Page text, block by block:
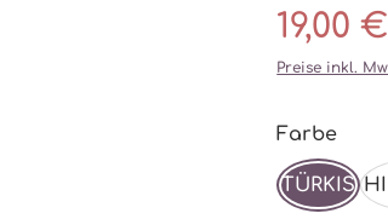
19,00 €
Preise inkl.
Farbe
TÜRKIS